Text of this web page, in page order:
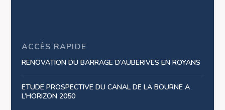
ACCÈS RAPIDE
RENOVATION DU BARRAGE D’AUBERIVES EN ROYANS
ETUDE PROSPECTIVE DU CANAL DE LA BOURNE A
L’HORIZON 2050